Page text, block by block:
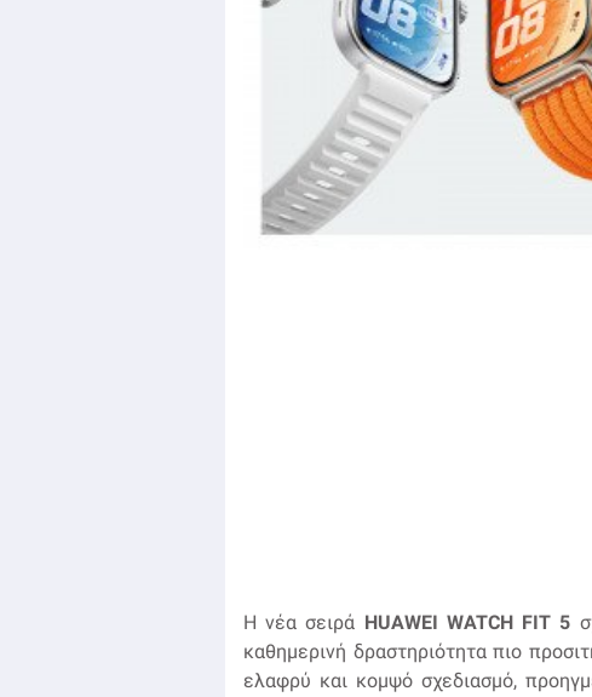
Η νέα σειρά HUAWEI WATCH FIT 5
καθημερινή δραστηριότητα πιο
ελαφρύ και κομψό σχεδιασμό,